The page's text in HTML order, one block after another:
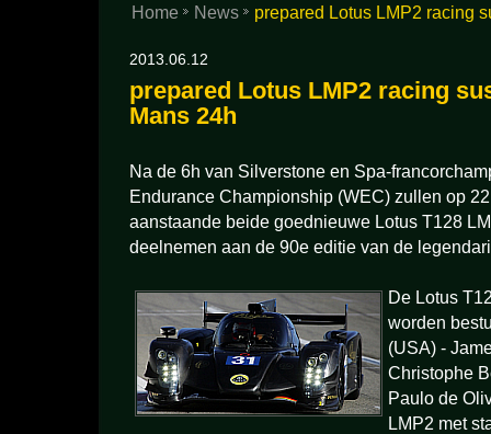
Home News prepared Lotus LMP2 racing
2013.06.12
prepared Lotus LMP2 racing
Mans 24h
Na de 6h van Silverstone en Spa-
Endurance Championship (WEC) zullen op
aanstaande beide goednieuwe Lotus T128
deelnemen aan de 90e editie van de
De Lotus
worden
(USA) -
Christophe
Paulo de
LMP2 met